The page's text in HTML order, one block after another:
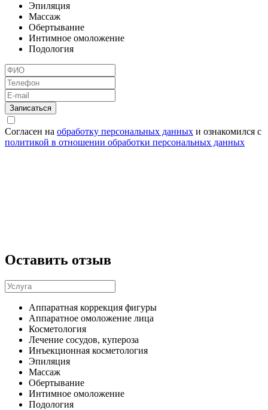
Эпиляция
Массаж
Обертывание
Интимное омоложение
Подология
Согласен на обработку персональных данных и ознакомился с
политикой в отношении обработки персональных данных
Оставить отзыв
Аппаратная коррекция фигуры
Аппаратное омоложение лица
Косметология
Лечение сосудов, купероза
Инъекционная косметология
Эпиляция
Массаж
Обертывание
Интимное омоложение
Подология